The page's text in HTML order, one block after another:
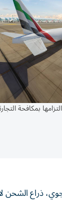
بمكافحة
ذراع الشحن